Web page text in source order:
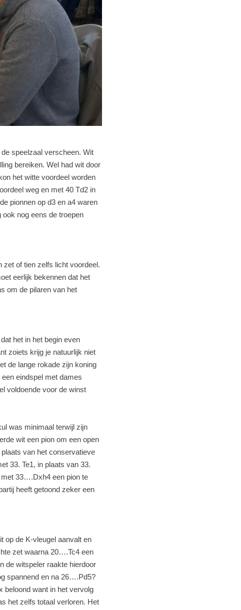
speelzaal verscheen. Wit
bereiken. Wel had wit door
het witte voordeel worden
weg en met 40 Td2 in
pionnen op d3 en a4 waren
nog eens de troepen
zet of tien zelfs licht voordeel.
eerlijk bekennen dat het
om de pilaren van het
het in het begin even
zoiets krijg je natuurlijk niet
de lange rokade zijn koning
eindspel met dames
voldoende voor de winst
was minimaal terwijl zijn
wit een pion om een open
van het conservatieve
33. Te1, in plaats van 33.
met 33….Dxh4 een pion te
heeft getoond zeker een
op de K-vleugel aanvalt en
zet waarna 20….Tc4 een
de witspeler raakte hierdoor
spannend en na 26….Pd5?
beloond want in het vervolg
het zelfs totaal verloren. Het